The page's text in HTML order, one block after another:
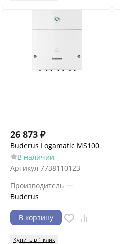
26 873 ₽
Buderus Logamatic MS100
В наличии
Артикул 7738110123
Производитель —
Buderus
В корзину
Купить в 1 клик